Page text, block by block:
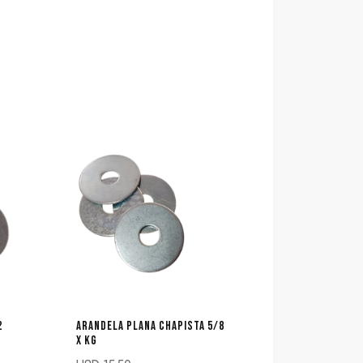
ARANDELA PLANA CHAPISTA 5/8
X KG